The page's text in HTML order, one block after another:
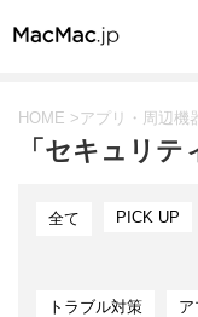
HOME >アプリ・周辺機
「セキュリ
全て PICK UP
トラブル対策 ア